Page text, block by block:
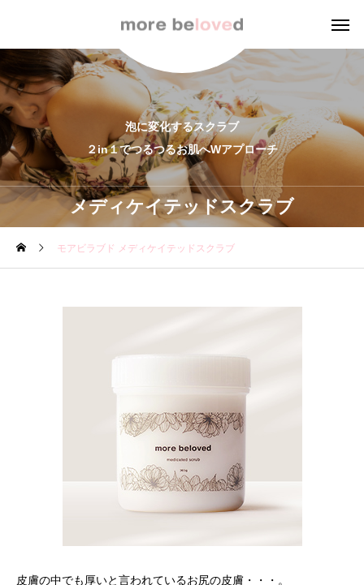
泡に変化するスクラブ
２in１でつるつるお肌へWアプローチ
メディケイテッドスクラブ
モアビラブド メディケイテッドスクラブ
皮膚の中でも厚いと言われているお尻の皮膚・・・。